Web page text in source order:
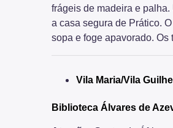
frágeis de madeira e
a casa segura de Prático.
sopa e foge apavorado.
Vila Maria/Vila
Biblioteca Álvares de